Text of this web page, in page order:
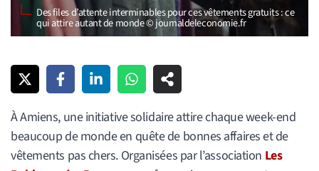
Des files d’attente interminables pour ces vêtements gratuits : ce
qui attire autant de monde © journaldeleconomie.fr
À Amiens, une initiative solidaire attire chaque week-end
beaucoup de monde en quête de bonnes affaires et de
vêtements pas chers. Organisées par l’association Les